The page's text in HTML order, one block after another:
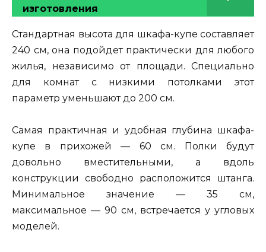
изготовления
Стандартная высота для шкафа-купе составляет
240 см, она подойдет практически для любого
жилья, независимо от площади. Специально
для комнат с низкими потолками этот
параметр уменьшают до 200 см.
Самая практичная и удобная глубина шкафа-
купе в прихожей — 60 см. Полки будут
довольно вместительными, а вдоль
конструкции свободно расположится штанга.
Минимальное значение — 35 см,
максимальное — 90 см, встречается у угловых
моделей.